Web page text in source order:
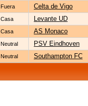
Fuera Celta de Vigo
Casa Levante UD
Casa AS Monaco
Neutral PSV Eindhoven
Neutral Southampton FC